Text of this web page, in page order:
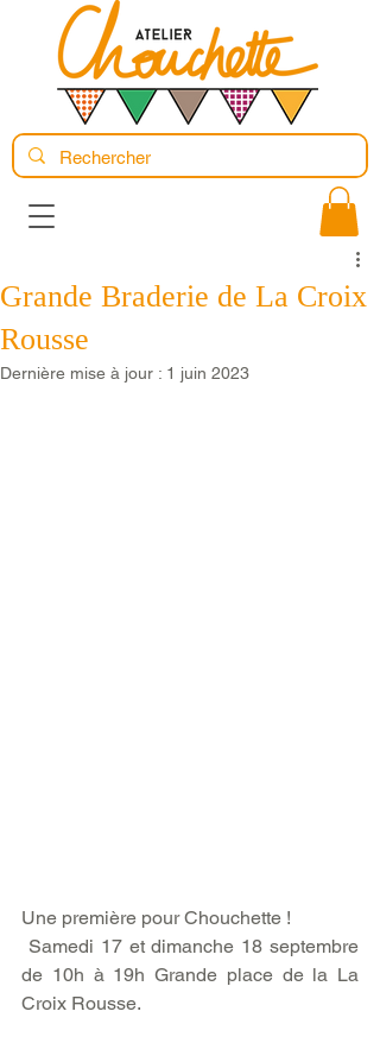
Grande Braderie de La Croix
Rousse
Dernière mise à jour : 1 juin 2023
Une première pour Chouchette !
de 10h à 19h Grande place de la La
Croix Rousse.